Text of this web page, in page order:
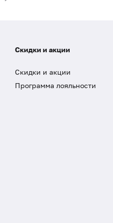
Скидки и акции
Скидки и акции
Программа лояльности